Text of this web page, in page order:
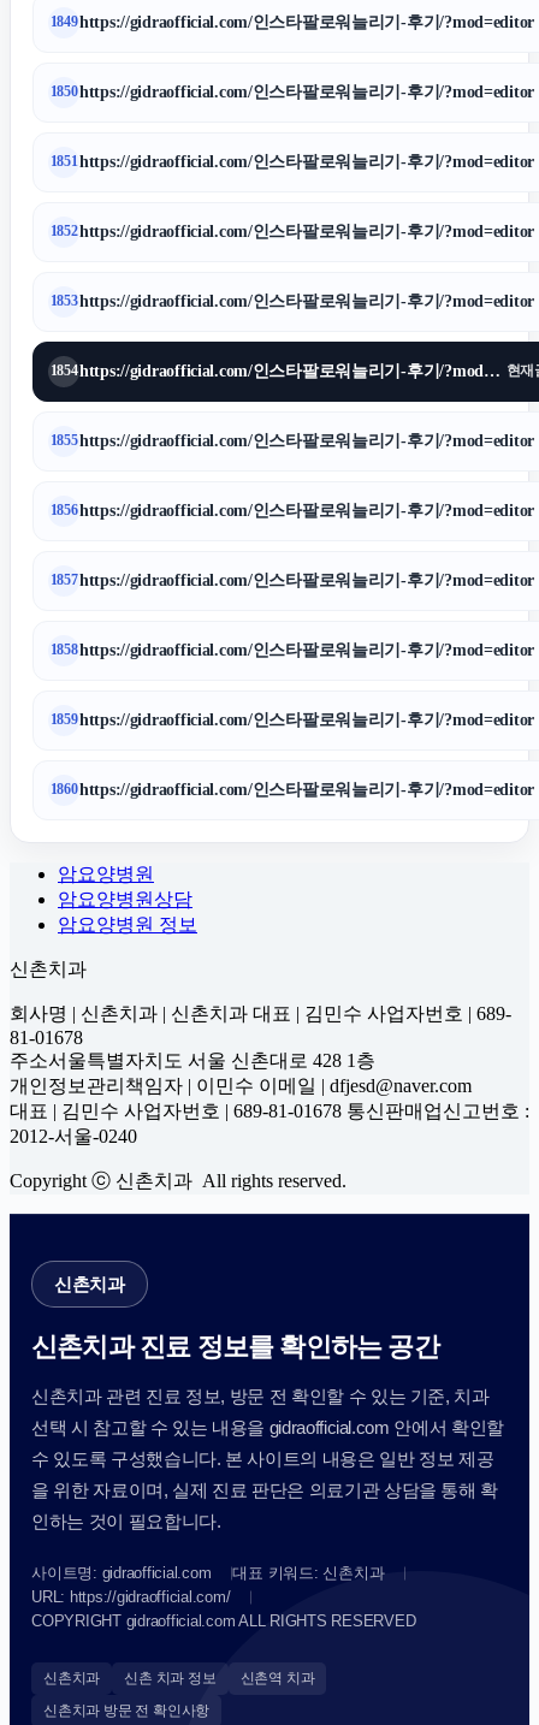
1849https://gidraofficial.com/인스타팔로워늘리기-후기/?mod=editor
1850https://gidraofficial.com/인스타팔로워늘리기-후기/?mod=editor
1851https://gidraofficial.com/인스타팔로워늘리기-후기/?mod=editor
1852https://gidraofficial.com/인스타팔로워늘리기-후기/?mod=editor
1853https://gidraofficial.com/인스타팔로워늘리기-후기/?mod=editor
1854 https://gidraofficial.com/인스타팔로워늘리기-후기/?mod=editor 현재
1855https://gidraofficial.com/인스타팔로워늘리기-후기/?mod=editor
1856https://gidraofficial.com/인스타팔로워늘리기-후기/?mod=editor
1857https://gidraofficial.com/인스타팔로워늘리기-후기/?mod=editor
1858https://gidraofficial.com/인스타팔로워늘리기-후기/?mod=editor
1859https://gidraofficial.com/인스타팔로워늘리기-후기/?mod=editor
1860https://gidraofficial.com/인스타팔로워늘리기-후기/?mod=editor
암요양병원
암요양병원상담
암요양병원 정보
신촌치과
회사명 | 신촌치과 | 신촌치과 대표 | 김민수 사업자번호 | 689-
81-01678
주소서울특별자치도 서울 신촌대로 428 1층
개인정보관리책임자 | 이민수 이메일 | dfjesd@naver.com
대표 | 김민수 사업자번호 | 689-81-01678 통신판매업신고번호 :
2012-서울-0240
Copyright ⓒ 신촌치과 All rights reserved.
신촌치과
신촌치과 진료 정보를 확인하는 공간
신촌치과 관련 진료 정보, 방문 전 확인할 수 있는 기준, 치과
선택 시 참고할 수 있는 내용을 gidraofficial.com 안에서 확인할
수 있도록 구성했습니다. 본 사이트의 내용은 일반 정보 제공
을 위한 자료이며, 실제 진료 판단은 의료기관 상담을 통해 확
인하는 것이 필요합니다.
사이트명: gidraofficial.com
대표 키워드: 신촌치과
URL: https://gidraofficial.com/
COPYRIGHT gidraofficial.com ALL RIGHTS RESERVED
신촌치과 신촌 치과 정보
신촌역 치과
신촌치과 방문 전 확인사항